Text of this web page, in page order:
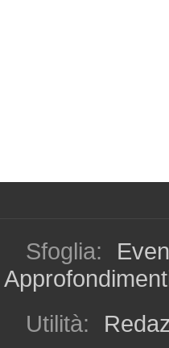
Sfoglia:
Utilità: